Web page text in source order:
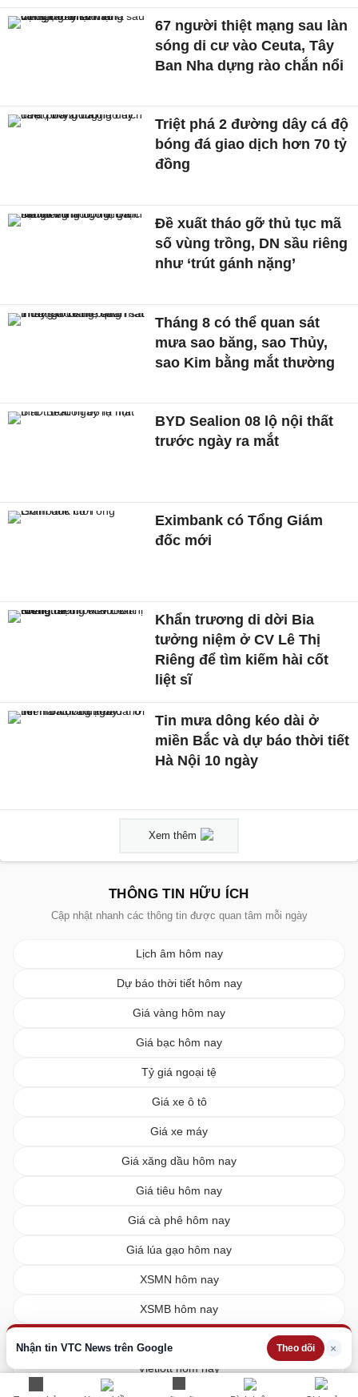
Nhận tin VTC News trên Google Theo dõi ×
67 người thiệt mạng sau làn
sóng di cư vào Ceuta, Tây
Ban Nha dựng rào chắn nổi
Triệt phá 2 đường dây cá độ
bóng đá giao dịch hơn 70 tỷ
đồng
Đề xuất tháo gỡ thủ tục mã
số vùng trồng, DN sầu riêng
như ‘trút gánh nặng’
Tháng 8 có thể quan sát
mưa sao băng, sao Thủy,
sao Kim bằng mắt thường
BYD Sealion 08 lộ nội thất
trước ngày ra mắt
Eximbank có Tổng Giám
đốc mới
Khẩn trương di dời Bia
tưởng niệm ở CV Lê Thị
Riêng để tìm kiếm hài cốt
liệt sĩ
Tin mưa dông kéo dài ở
miền Bắc và dự báo thời tiết
Hà Nội 10 ngày
Xem thêm
THÔNG TIN HỮU ÍCH
Cập nhật nhanh các thông tin được quan tâm mỗi ngày
Lịch âm hôm nay
Dự báo thời tiết hôm nay
Giá vàng hôm nay
Giá bạc hôm nay
Tỷ giá ngoại tệ
Giá xe ô tô
Giá xe máy
Giá xăng dầu hôm nay
Giá tiêu hôm nay
Giá cà phê hôm nay
Giá lúa gạo hôm nay
XSMN hôm nay
XSMB hôm nay
Vietlott hôm nay